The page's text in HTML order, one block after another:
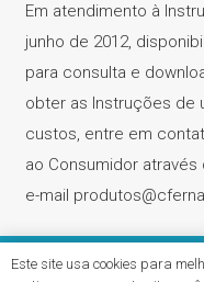
Em atendimento à
junho de 2012,
para consulta e
obter as Instruções de
custos, entre em
ao Consumidor
e-mail
Cirúrgica Fernandes –
Este site usa cookies para